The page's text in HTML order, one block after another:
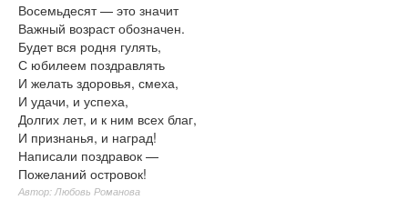
Восемьдесят — это значит
Важный возраст обозначен.
Будет вся родня гулять,
С юбилеем поздравлять
И желать здоровья, смеха,
И удачи, и успеха,
Долгих лет, и к ним всех благ,
И признанья, и наград!
Написали поздравок —
Пожеланий островок!
Автор: Любовь Романова